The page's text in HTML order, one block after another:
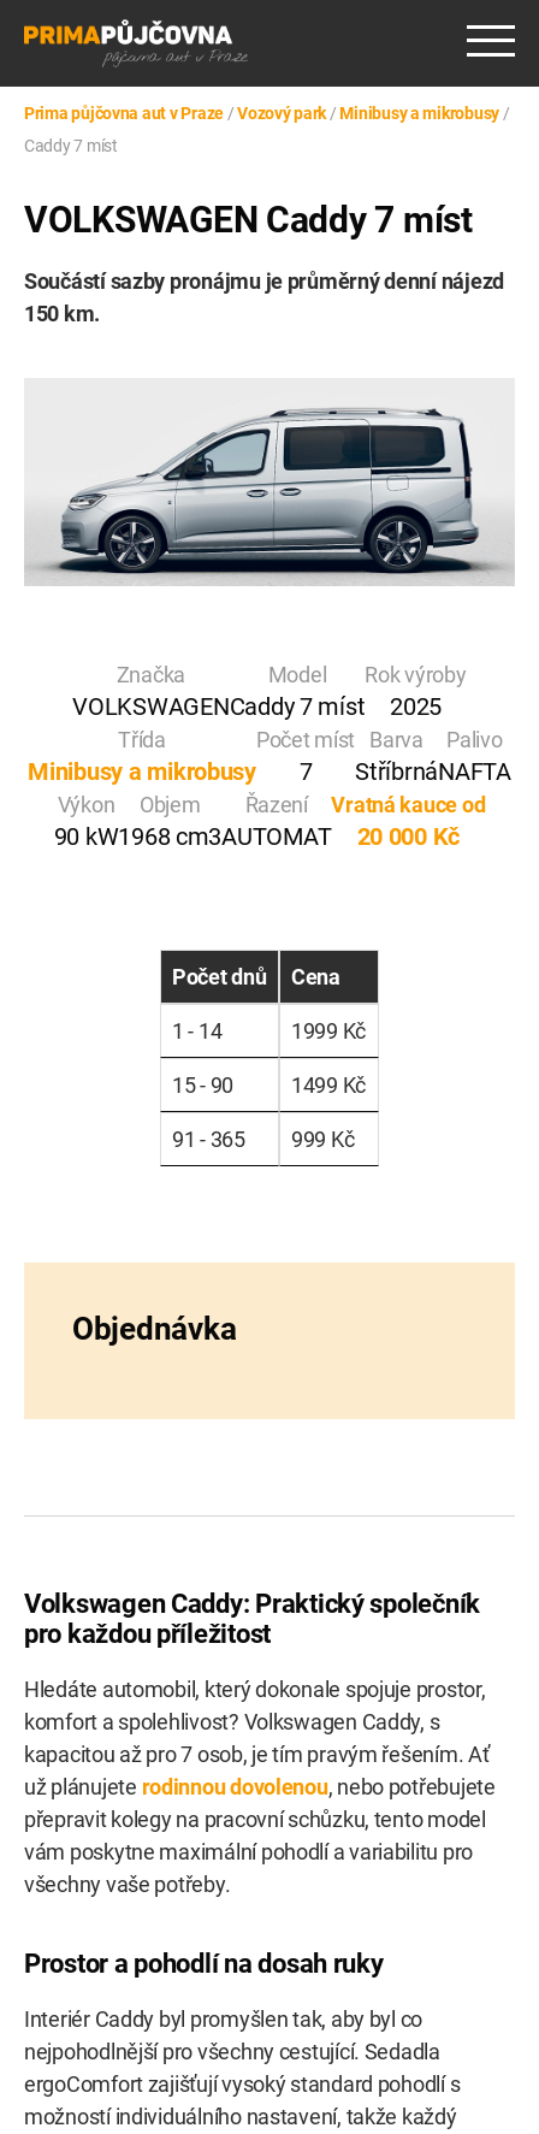
Prima půjčovna aut v Praze/Vozový park /Minibusy a mikrobusy /
Caddy 7 míst
VOLKSWAGEN Caddy 7 míst
Značka
VOLKSWAGEN
Model
Caddy 7 míst
Rok výroby
2025
Třída
Minibusy a mikrobusy
Počet míst
7
Barva
Stříbrná
Palivo
NAFTA
Výkon
90 kW
Objem
1968 cm3
Řazení
AUTOMAT
Vratná kauce od
20 000 Kč
Volkswagen Caddy: Praktický společník
pro každou příležitost
Hledáte automobil, který dokonale spojuje prostor,
komfort a spolehlivost? Volkswagen Caddy, s
kapacitou až pro 7 osob, je tím pravým řešením. Ať
už plánujete rodinnou dovolenou, nebo potřebujete
přepravit kolegy na pracovní schůzku, tento model
vám poskytne maximální pohodlí a variabilitu pro
všechny vaše potřeby.
Prostor a pohodlí na dosah ruky
Interiér Caddy byl promyšlen tak, aby byl co
nejpohodlnější pro všechny cestující. Sedadla
ergoComfort zajišťují vysoký standard pohodlí s
možností individuálního nastavení, takže každý
Počet dnů Cena
1 - 14 1999 Kč
15 - 90 1499 Kč
91 - 365 999 Kč
Součástí sazby pronájmu je průměrný denní nájezd
150 km.
Objednávka